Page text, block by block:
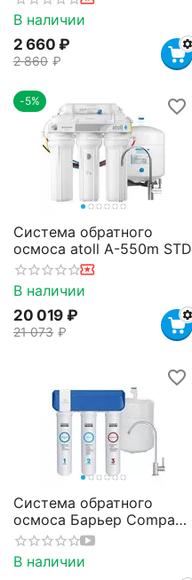
В наличии
2 660 ₽
2 860 ₽
-5%
Система обратного
осмоса atoll A-550m STD
В наличии
20 019 ₽
21 073 ₽
Система обратного
осмоса Барьер Compact
Osmo 100
В наличии